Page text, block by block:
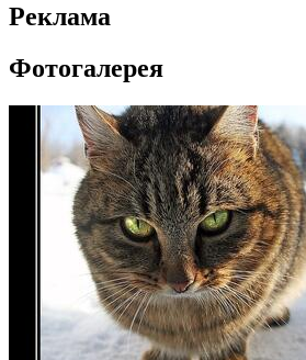
Реклама
Фотогалерея